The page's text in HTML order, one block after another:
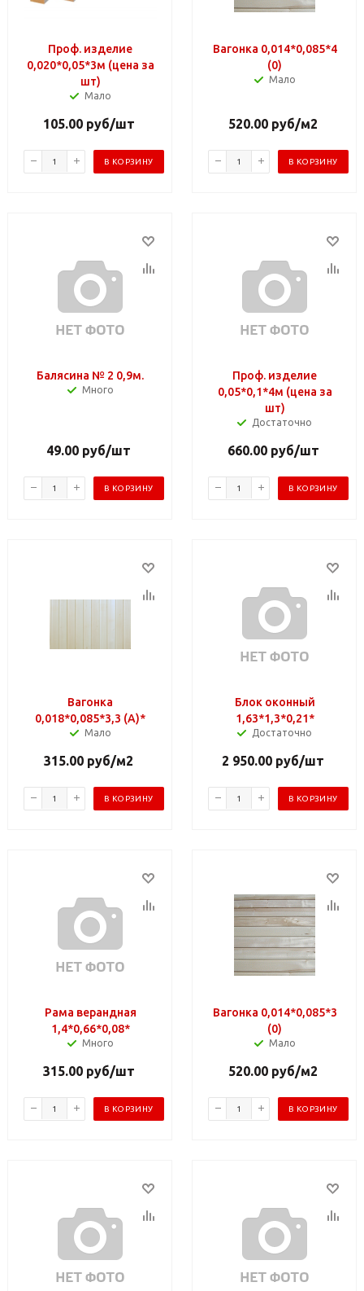
Проф. изделие
0,020*0,05*3м (цена за
шт)
Мало
105.00руб/шт
В КОРЗИНУ
Вагонка 0,014*0,085*4
(0)
Мало
520.00 руб/м2
В КОРЗИНУ
Балясина № 2 0,9м.
Много
49.00 руб/шт
В КОРЗИНУ
Проф. изделие
0,05*0,1*4м (цена за
шт)
Достаточно
660.00руб/шт
В КОРЗИНУ
Вагонка
0,018*0,085*3,3 (A)*
Мало
315.00 руб/м2
В КОРЗИНУ
Блок оконный
1,63*1,3*0,21*
Достаточно
2 950.00 руб/шт
В КОРЗИНУ
Рама верандная
1,4*0,66*0,08*
Много
315.00руб/шт
В КОРЗИНУ
Вагонка 0,014*0,085*3
(0)
Мало
520.00 руб/м2
В КОРЗИНУ